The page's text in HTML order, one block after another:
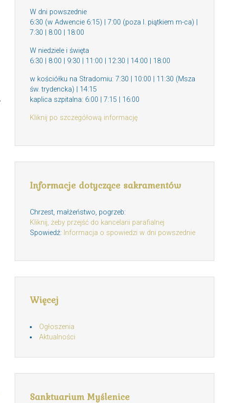
W dni powszednie
6:30 (w Adwencie 6:15) | 7:00 (poza I. piątkiem m-ca) |
7:30 | 8:00 | 18:00
W niedziele i święta
6:30 | 8:00 | 9:30 | 11:00 | 12:30 | 14:00 | 18:00
w kościółku na Stradomiu: 7:30 | 10:00 | 11:30 (Msza
św. trydencka) | 14:15
kaplica szpitalna: 6:00 | 7:15 | 16:00
Kliknij po szczegółową informację
Informacje dotyczące sakramentów
Chrzest, małżeństwo, pogrzeb:
Kliknij, żeby przejść do kancelarii parafialnej
Spowiedź: Informacja o spowiedzi w dni powszednie
Więcej
Ogłoszenia
Aktualności
Sanktuarium Myślenice